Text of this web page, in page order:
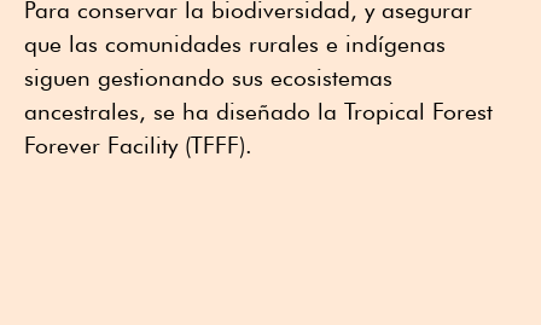
Para conservar la biodiversidad, y asegurar
que las comunidades rurales e indígenas
siguen gestionando sus ecosistemas
ancestrales, se ha diseñado la Tropical Forest
Forever Facility (TFFF).